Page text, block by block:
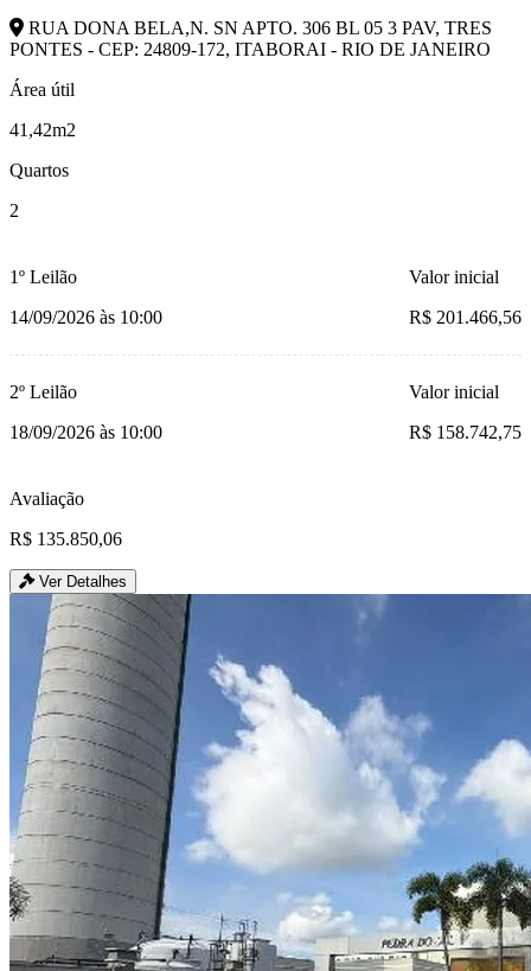
RUA DONA BELA,N. SN APTO. 306 BL 05 3 PAV, TRES
PONTES - CEP: 24809-172, ITABORAI - RIO DE JANEIRO
Área útil
41,42m2
Quartos
2
1º Leilão
14/09/2026 às 10:00
Valor inicial
R$ 201.466,56
2º Leilão
18/09/2026 às 10:00
Valor inicial
R$ 158.742,75
Avaliação
R$ 135.850,06
Ver Detalhes